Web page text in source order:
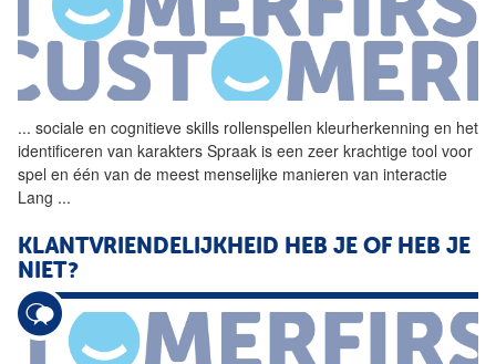
... sociale en cognitieve skills rollenspellen kleurherkenning en het
identificeren van karakters Spraak is een zeer krachtige tool voor
spel en één van de meest menselijke manieren van interactie
Lang ...
KLANTVRIENDELIJKHEID HEB JE OF HEB JE
NIET?